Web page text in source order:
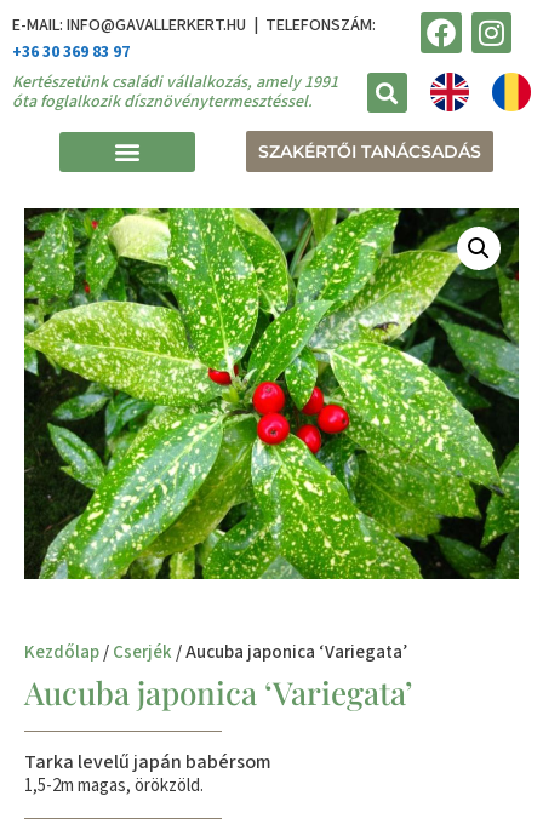
E-MAIL: INFO@GAVALLERKERT.HU | TELEFONSZÁM:
+36 30 369 83 97
Kertészetünk családi vállalkozás, amely 1991
óta foglalkozik dísznövénytermesztéssel.
SZAKÉRTŐI TANÁCSADÁS
Kezdőlap/Cserjék/ Aucuba japonica ‘Variegata’
Aucuba japonica ‘Variegata’
Tarka levelű japán babérsom
1,5-2m magas, örökzöld.